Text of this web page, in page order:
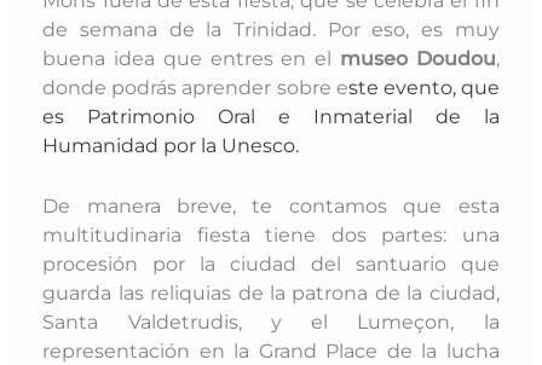
de semana de la Trinidad. Por eso, es muy
buena idea que entres en el museo Doudou,
donde podrás aprender sobre este evento, que
es Patrimonio Oral e Inmaterial de la
Humanidad por la Unesco.
De manera breve, te contamos que esta
multitudinaria fiesta tiene dos partes: una
procesión por la ciudad del santuario que
guarda las reliquias de la patrona de la ciudad,
Santa Valdetrudis, y el Lumeçon, la
representación en la Grand Place de la lucha